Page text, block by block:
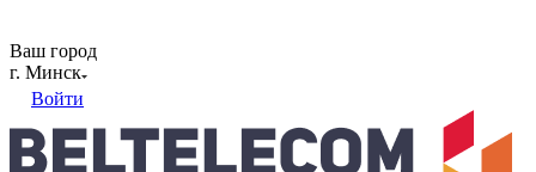
Ваш город
г. Минск
Войти